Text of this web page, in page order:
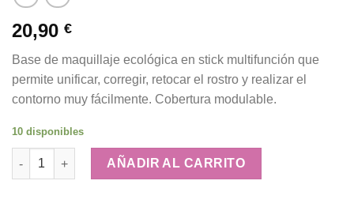
20,90 €
Base de maquillaje ecológica en stick multifunción que
permite unificar, corregir, retocar el rostro y realizar el
contorno muy fácilmente. Cobertura modulable.
10 disponibles
Maquillaje 776 Stick Medium Chocolat · ZAO cantidad
AÑADIR AL CARRITO